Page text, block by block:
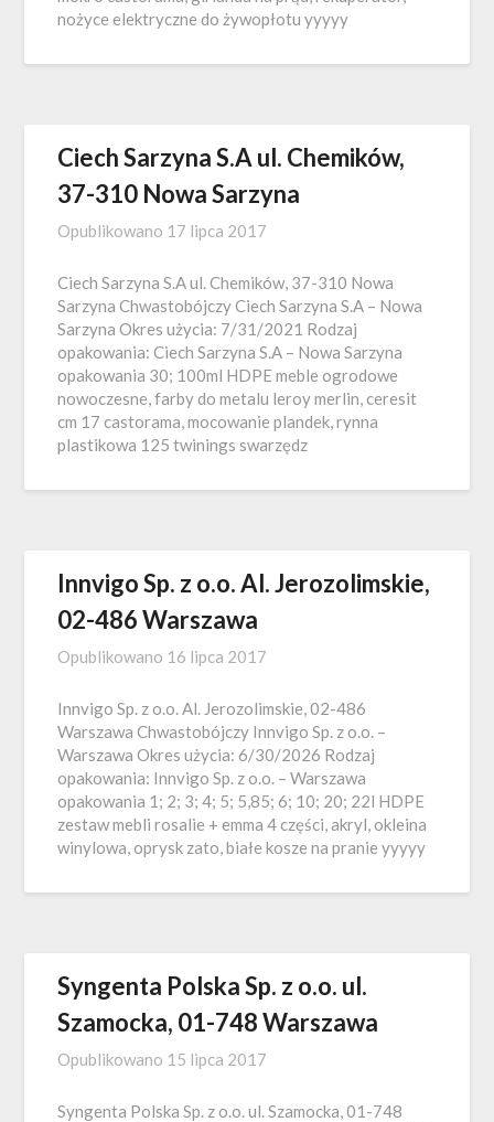
nożyce elektryczne do żywopłotu yyyyy
Ciech Sarzyna S.A ul. Chemików,
37-310 Nowa Sarzyna
Opublikowano 17 lipca 2017
Ciech Sarzyna S.A ul. Chemików, 37-310 Nowa
Sarzyna Chwastobójczy Ciech Sarzyna S.A – Nowa
Sarzyna Okres użycia: 7/31/2021 Rodzaj
opakowania: Ciech Sarzyna S.A – Nowa Sarzyna
opakowania 30; 100ml HDPE meble ogrodowe
nowoczesne, farby do metalu leroy merlin, ceresit
cm 17 castorama, mocowanie plandek, rynna
plastikowa 125 twinings swarzędz
Innvigo Sp. z o.o. Al. Jerozolimskie,
02-486 Warszawa
Opublikowano 16 lipca 2017
Innvigo Sp. z o.o. Al. Jerozolimskie, 02-486
Warszawa Chwastobójczy Innvigo Sp. z o.o. –
Warszawa Okres użycia: 6/30/2026 Rodzaj
opakowania: Innvigo Sp. z o.o. – Warszawa
opakowania 1; 2; 3; 4; 5; 5,85; 6; 10; 20; 22l HDPE
zestaw mebli rosalie + emma 4 części, akryl, okleina
winylowa, oprysk zato, białe kosze na pranie yyyyy
Syngenta Polska Sp. z o.o. ul.
Szamocka, 01-748 Warszawa
Opublikowano 15 lipca 2017
Syngenta Polska Sp. z o.o. ul. Szamocka, 01-748